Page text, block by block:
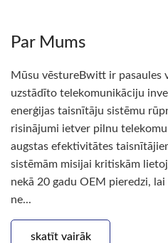
Par Mums
Mūsu vēstureBwitt ir pasaules
uzstādīto telekomunikāciju
enerģijas taisnītāju sistēmu
risinājumi ietver pilnu
augstas efektivitātes
sistēmām misijai kritiskām
nekā 20 gadu OEM pieredzi,
ne...
skatīt vairāk